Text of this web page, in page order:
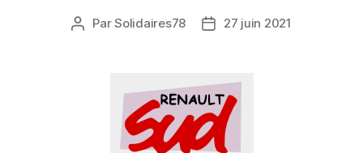
Auteur
ParSolidaires78
Date27 juin 2021